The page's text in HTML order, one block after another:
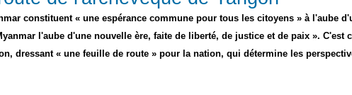
constituent « une espérance commune pour tous les citoyens » à l'aube
l'aube d'une nouvelle ère, faite de liberté, de justice et de paix ». C'est
dressant « une feuille de route » pour la nation, qui détermine les